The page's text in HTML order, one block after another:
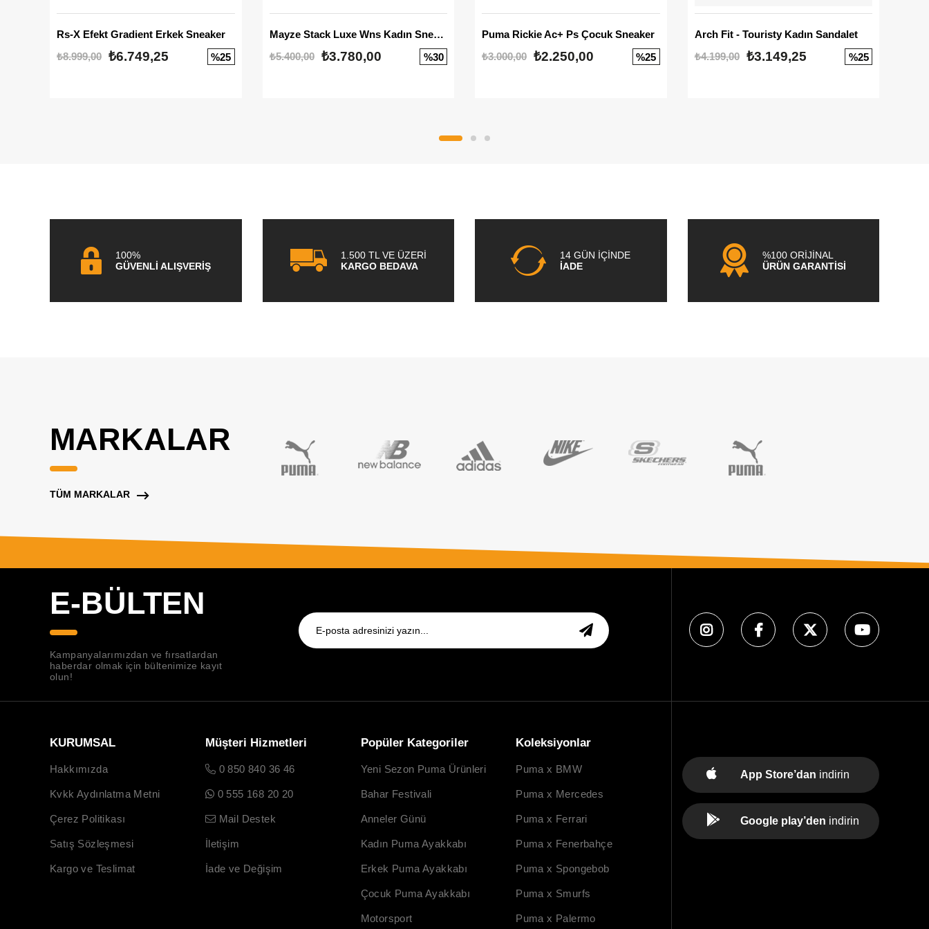
Rs-X Efekt Gradient Erkek Sneaker
₺8.999,00 ₺6.749,25 %25
Mayze Stack Luxe Wns Kadın Sneaker
₺5.400,00
₺3.780,00 %30
Puma Rickie Ac+ Ps Çocuk Sneaker
₺3.000,00 ₺2.250,00 %25
Arch Fit - Touristy Kadın Sandalet
₺4.199,00
₺3.149,25 %25
100%
GÜVENLİ ALIŞVERİŞ
1.500 TL VE ÜZERİ
KARGO BEDAVA
14 GÜN İÇİNDE
İADE
%100 ORİJİNAL
ÜRÜN GARANTİSİ
MARKALAR
TÜM MARKALAR
E-BÜLTEN
Kampanyalarımızdan ve fırsatlardan
haberdar olmak için bültenimize kayıt
olun!
KURUMSAL
Hakkımızda
Kvkk Aydınlatma Metni
Çerez Politikası
Satış Sözleşmesi
Kargo ve Teslimat
Müşteri Hizmetleri
0 850 840 36 46
0 555 168 20 20
Mail Destek
İletişim
İade ve Değişim
Popüler Kategoriler
Yeni Sezon Puma Ürünleri
Bahar Festivali
Anneler Günü
Kadın Puma Ayakkabı
Erkek Puma Ayakkabı
Çocuk Puma Ayakkabı
Motorsport
Koleksiyonlar
Puma x BMW
Puma x Mercedes
Puma x Ferrari
Puma x Fenerbahçe
Puma x Spongebob
Puma x Smurfs
Puma x Palermo
App Store’dan indirin
Google play’den indirin